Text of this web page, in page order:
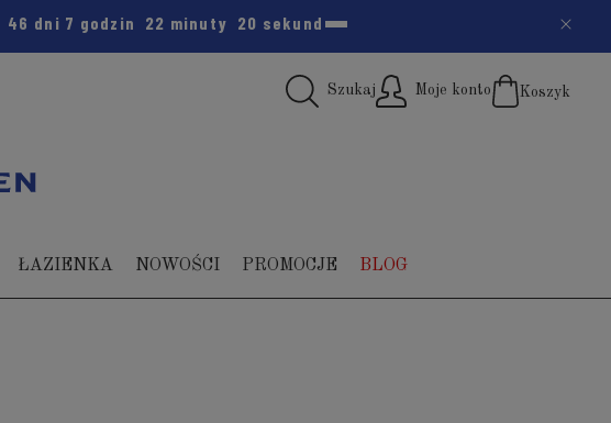
46 dni 7 godzin 22 minuty 19 sekund
Szukaj Moje konto Koszyk
ŁAZIENKA NOWOŚCI PROMOCJE BLOG